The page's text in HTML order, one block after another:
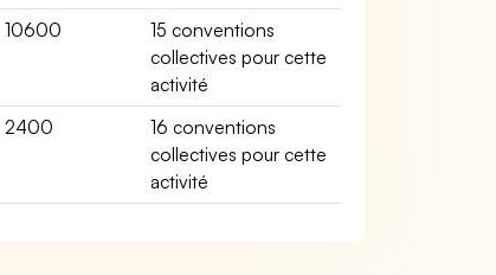
10600
15 conventions
collectives pour cette
activité
2400
16 conventions
collectives pour cette
activité